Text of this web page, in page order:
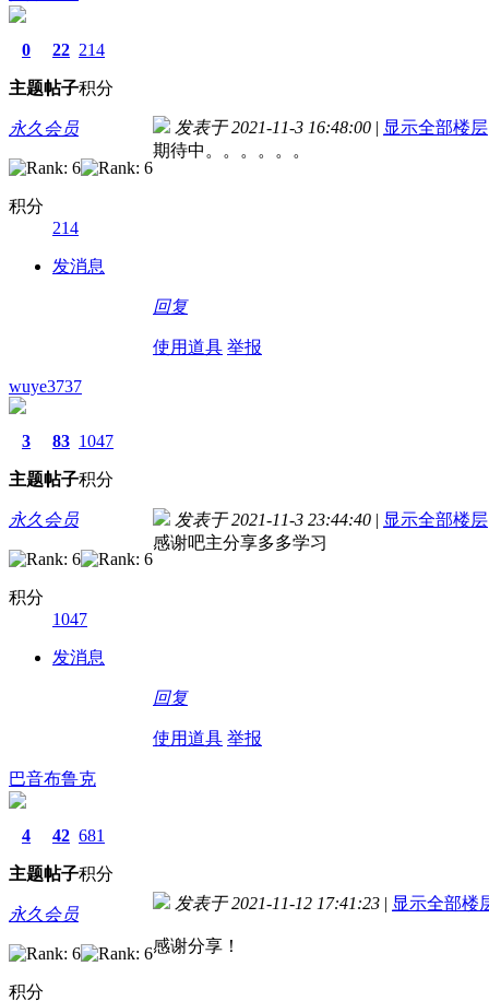
0
主题
22
帖子
214
积分
永久会员
积分
214
发消息
发表于 2021-11-3 16:48:00 | 显示全部楼层
期待中。。。。。。
回复
使用道具 举报
wuye3737
3
主题
83
帖子
1047
积分
永久会员
积分
1047
发消息
发表于 2021-11-3 23:44:40 | 显示全部楼层
感谢吧主分享多多学习
回复
使用道具 举报
巴音布鲁克
4
主题
42
帖子
681
积分
永久会员
积分
发表于 2021-11-12 17:41:23 | 显示全部楼
感谢分享！